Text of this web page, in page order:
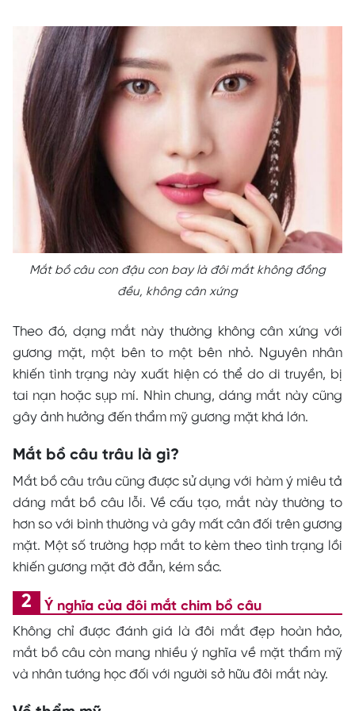
Mắt bồ câu con đậu con bay là đôi mắt không đồng
đều, không cân xứng
Theo đó, dạng mắt này thường không cân xứng với
gương mặt, một bên to một bên nhỏ. Nguyên nhân
khiến tình trạng này xuất hiện có thể do di truyền, bị
tai nạn hoặc sụp mí. Nhìn chung, dáng mắt này cũng
gây ảnh hưởng đến thẩm mỹ gương mặt khá lớn.
Mắt bồ câu trâu là gì?
Mắt bồ câu trâu cũng được sử dụng với hàm ý miêu tả
dáng mắt bồ câu lỗi. Về cấu tạo, mắt này thường to
hơn so với bình thường và gây mất cân đối trên gương
mặt. Một số trường hợp mắt to kèm theo tình trạng lồi
khiến gương mặt đờ đẫn, kém sắc.
Ý nghĩa của đôi mắt chim bồ câu
Không chỉ được đánh giá là đôi mắt đẹp hoàn hảo,
mắt bồ câu còn mang nhiều ý nghĩa về mặt thẩm mỹ
và nhân tướng học đối với người sở hữu đôi mắt này.